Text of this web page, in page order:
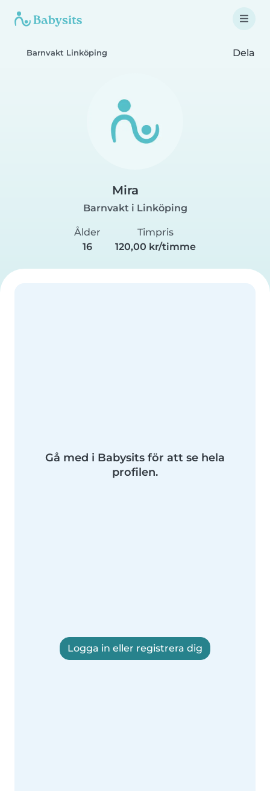
Barnvakt Linköping Dela
Mira
Barnvakt i Linköping
Ålder
16
Timpris
120,00 kr/timme
Gå med i Babysits för att se hela
profilen.
Logga in eller registrera dig